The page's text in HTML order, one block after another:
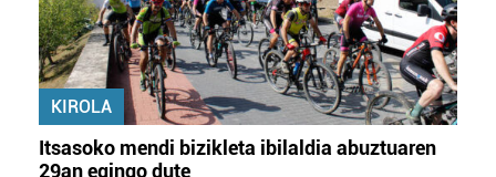
KIROLA
Itsasoko mendi bizikleta ibilaldia abuztuaren
29an egingo dute